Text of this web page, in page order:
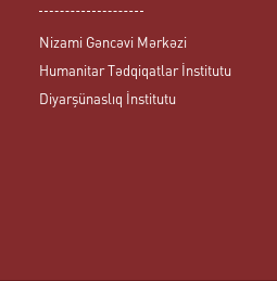
Nizami Gəncəvi Mərkəzi
Humanitar Tədqiqatlar İnstitutu
Diyarşünaslıq İnstitutu